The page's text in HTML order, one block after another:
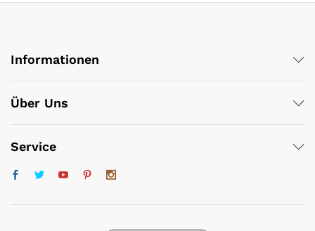
Informationen
Über Uns
Service